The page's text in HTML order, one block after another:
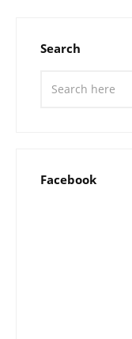
Search
Facebook